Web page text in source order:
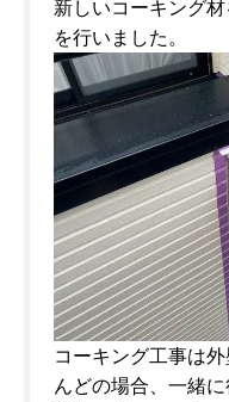
新しいコーキング
を行いました。
コーキング工事は
んどの場合、一緒に